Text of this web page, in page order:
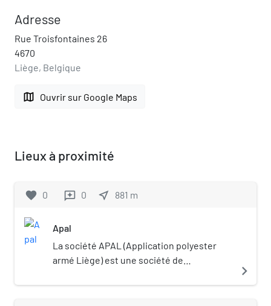
Adresse
Rue Troisfontaines 26
4670
Liège, Belgique
map Ouvrir sur Google Maps
Lieux à proximité
favorite 0 reviews 0 near_me 881 m
Apal
La société APAL (Application polyester
armé Liège) est une société de
1961 à Herstal et ensuite installée à
navigate_next